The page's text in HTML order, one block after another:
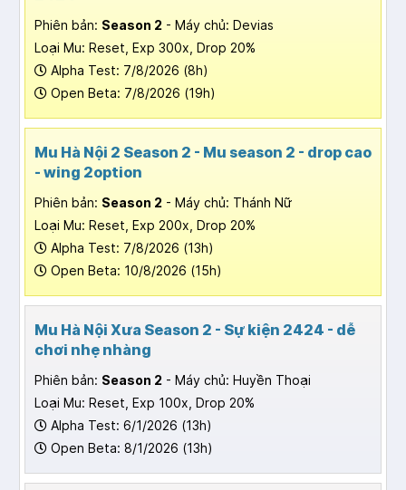
Phiên bản: Season 2 - Máy chủ: Devias
Loại Mu: Reset, Exp 300x, Drop 20%
Alpha Test: 7/8/2026 (8h)
Open Beta: 7/8/2026 (19h)
Mu Hà Nội 2 Season 2 - Mu season 2 - drop cao
- wing 2option
Phiên bản: Season 2 - Máy chủ: Thánh Nữ
Loại Mu: Reset, Exp 200x, Drop 20%
Alpha Test: 7/8/2026 (13h)
Open Beta: 10/8/2026 (15h)
Mu Hà Nội Xưa Season 2 - Sự kiện 2424 - dễ
chơi nhẹ nhàng
Phiên bản: Season 2 - Máy chủ: Huyền Thoại
Loại Mu: Reset, Exp 100x, Drop 20%
Alpha Test: 6/1/2026 (13h)
Open Beta: 8/1/2026 (13h)